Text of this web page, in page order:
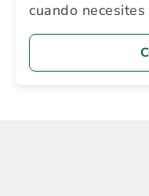
cuando necesites